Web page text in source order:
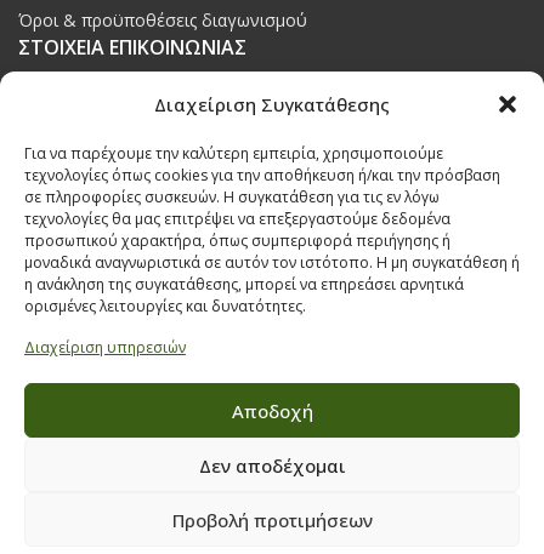
Διαχείριση Συγκατάθεσης
Για να παρέχουμε την καλύτερη εμπειρία, χρησιμοποιούμε
τεχνολογίες όπως cookies για την αποθήκευση ή/και την πρόσβαση
σε πληροφορίες συσκευών. Η συγκατάθεση για τις εν λόγω
τεχνολογίες θα μας επιτρέψει να επεξεργαστούμε δεδομένα
προσωπικού χαρακτήρα, όπως συμπεριφορά περιήγησης ή
μοναδικά αναγνωριστικά σε αυτόν τον ιστότοπο. Η μη συγκατάθεση ή
η ανάκληση της συγκατάθεσης, μπορεί να επηρεάσει αρνητικά
ορισμένες λειτουργίες και δυνατότητες.
Διαχείριση υπηρεσιών
Αποδοχή
Δεν αποδέχομαι
Προβολή προτιμήσεων
Όροι & προϋποθέσεις διαγωνισμού
ΣΤΟΙΧΕΙΑ ΕΠΙΚΟΙΝΩΝΙΑΣ
Παπαναστασίου 209,
Τηλ:231 030 9709,231 035 1630
Email:info@ecobuildings.gr
Email:eshop@ecobuildings.gr
ΟΡΟΙ ΧΡΗΣΗΣ
ΠΟΛΙΤΙΚΗ ΑΠΟΡΡΗΤΟΥ
ΒΡΕΙΤΕ ΜΑΣ ΣΤΟ ΧΑΡΤΗ